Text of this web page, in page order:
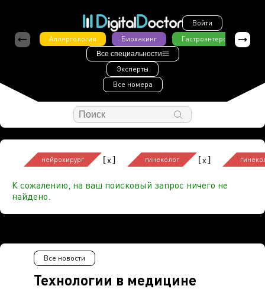
Войти
Аллергология
Биохакинг Гастроэнтерология
Все специальности
Эксперты
Все номера
нейрохирург [x] гинеколог [x]
К сожалению, на ваш поисковый запрос ничего не
найдено.
Технологии в медицине
Все новости